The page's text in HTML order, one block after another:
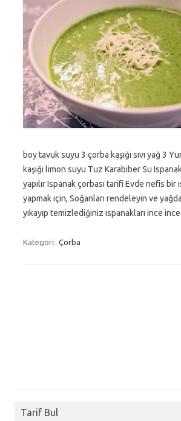
boy tavuk suyu 3 çorba kaşığı sıvı yağ 3
kaşığı limon suyu Tuz Karabiber Su
yapılır Ispanak çorbası tarifi Evde nefis bir
yapmak için, Soğanları rendeleyin ve
yıkayıp temizlediğiniz ıspanakları ince
Kategori: Çorba
Tarif Bul